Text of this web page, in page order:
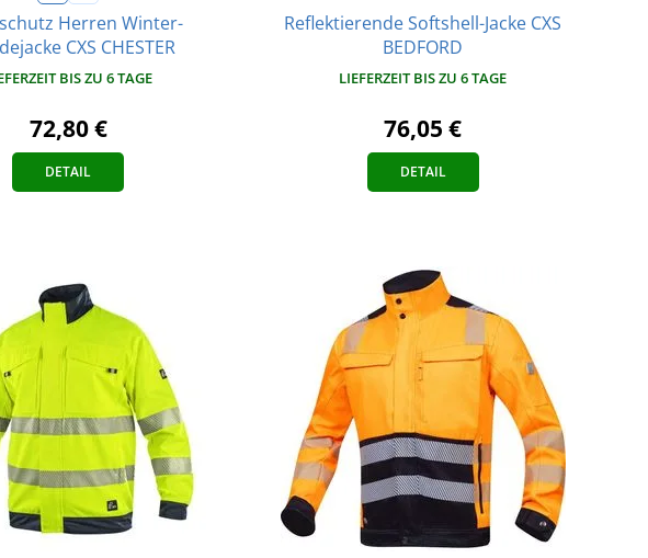
Herren Winter-
CXS CHESTER
BIS ZU 6 TAGE
72,80 €
DETAIL
Reflektierende Softshell-Jacke CXS
BEDFORD
LIEFERZEIT BIS ZU 6 TAGE
76,05 €
DETAIL